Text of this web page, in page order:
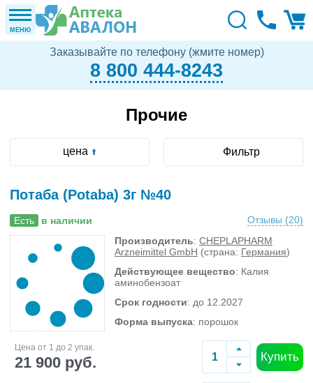
МЕНЮ
Заказывайте по телефону (жмите номер)
8 800 444-8243
Прочие
цена Фильтр
Потаба (Potaba) 3г №40
Есть в наличии Отзывы (20)
Производитель: CHEPLAPHARM
Arzneimittel GmbH (страна: Германия)
Действующее вещество: Калия
аминобензоат
Срок годности: до 12.2027
Форма выпуска: порошок
Цена от 1 до 2 упак.
21 900 руб. Купить